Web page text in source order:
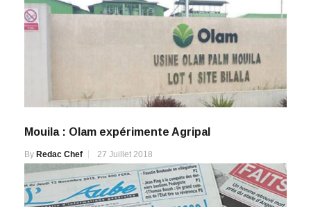
Mouila : Olam expérimente Agripal
By Redac Chef 27 Juillet 2018